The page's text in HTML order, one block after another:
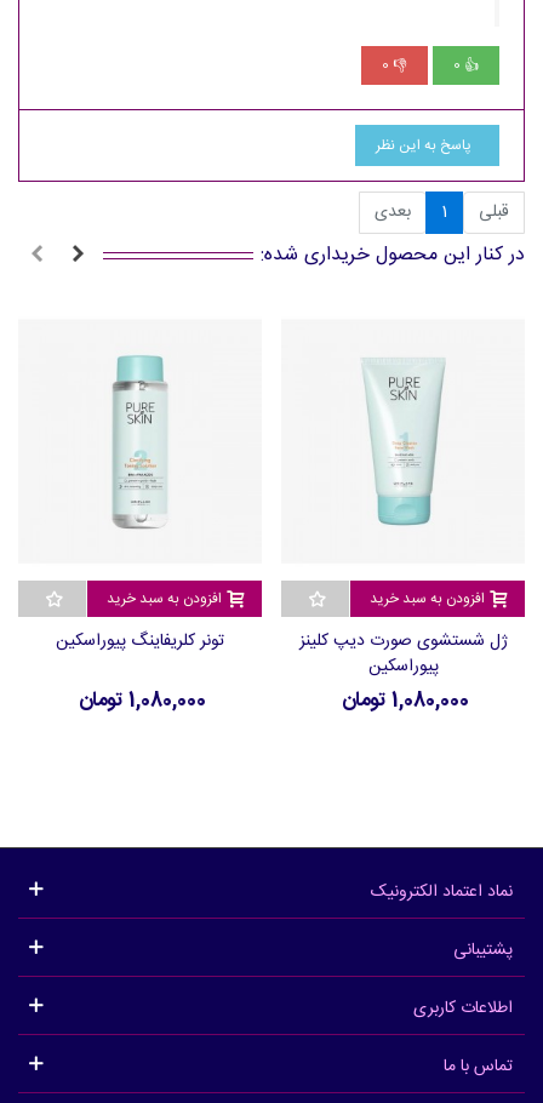
👍
0
👎
0
پاسخ به این نظر
قبلی 1 بعدی
در کنار این محصول خریداری شده:
افزودن به سبد خرید
ژل شستشوی صورت دیپ کلینز
پیوراسکین
1,080,000 تومان
افزودن به سبد خرید
تونر کلریفاینگ پیوراسکین
1,080,000 تومان
نماد اعتماد الکترونیک
پشتیبانی
اطلاعات کاربری
تماس با ما